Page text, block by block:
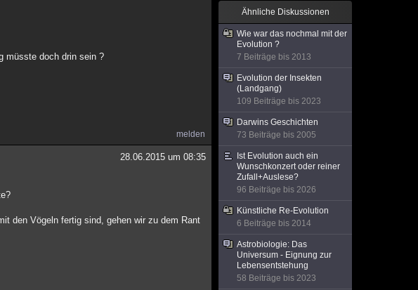
müsste doch drin sein ?
melden
28.06.2015 um 08:35
den Vögeln fertig sind, gehen wir zu dem Rant
Ähnliche Diskussionen
Wie war das nochmal mit der
Evolution ?
7 Beiträge bis 2013
Evolution der Insekten
(Landgang)
109 Beiträge bis 2023
Darwins Geschichten
73 Beiträge bis 2005
Ist Evolution auch ein
Wunschkonzert oder reiner
Zufall+Auslese?
96 Beiträge bis 2026
Künstliche Re-Evolution
6 Beiträge bis 2014
Astrobiologie: Das
Universum - Eignung zur
Lebensentstehung
58 Beiträge bis 2023